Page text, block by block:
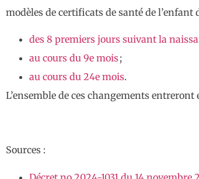
modèles de certificats de santé de
des 8 premiers jours suivant la
au cours du 9e mois;
au cours du 24e mois.
L’ensemble de ces changements
Sources :